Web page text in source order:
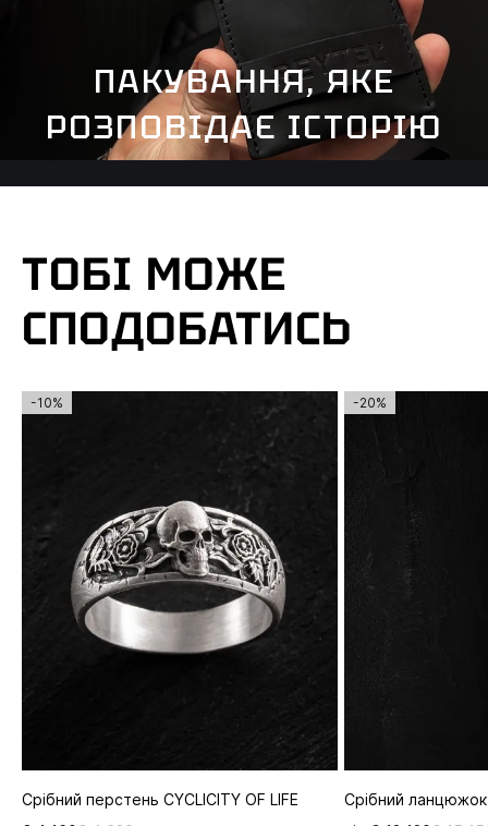
ПАКУВАННЯ, ЯКЕ
РОЗПОВІДАЄ ІСТОРІЮ
ТОБІ МОЖЕ
СПОДОБАТИСЬ
-10%
Срібний перстень CYCLICITY OF LIFE
-20%
Срібний ланцюжок